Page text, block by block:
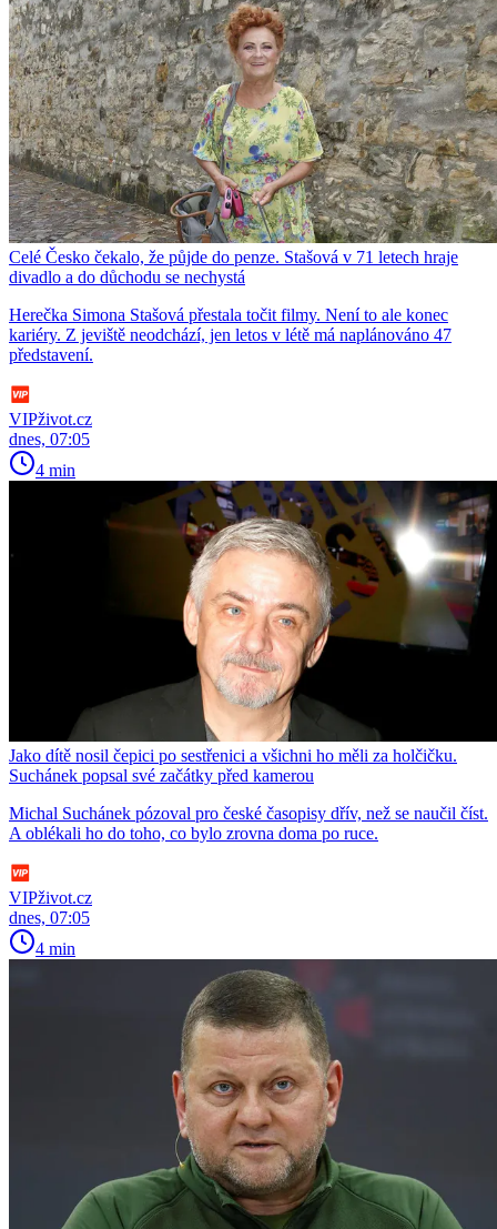
Celé Česko čekalo, že půjde do penze. Stašová v 71 letech hraje
divadlo a do důchodu se nechystá
Herečka Simona Stašová přestala točit filmy. Není to ale konec
kariéry. Z jeviště neodchází, jen letos v létě má naplánováno 47
představení.
VIPživot.cz
dnes, 07:05
4 min
Jako dítě nosil čepici po sestřenici a všichni ho měli za holčičku.
Suchánek popsal své začátky před kamerou
Michal Suchánek pózoval pro české časopisy dřív, než se naučil číst.
A oblékali ho do toho, co bylo zrovna doma po ruce.
VIPživot.cz
dnes, 07:05
4 min